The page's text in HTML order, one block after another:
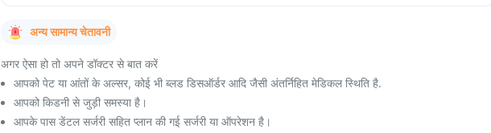
अन्य सामान्य चेतावनी
अगर ऐसा हो तो अपने डॉक्टर से बात करें
आपको पेट या आंतों के अल्सर, कोई भी ब्लड डिसऑर्डर आदि जैसी अंतर्निहित मेडिकल स्थिति है.
आपको किडनी से जुड़ी समस्या है।
आपके पास डेंटल सर्जरी सहित प्लान की गई सर्जरी या ऑपरेशन है।